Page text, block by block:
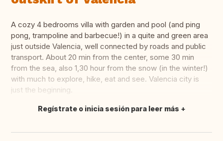
A cozy 4 bedrooms villa with garden and pool (and ping
pong, trampoline and barbecue!) in a quite and green area
just outside Valencia, well connected by roads and public
transport. About 20 min from the center, some 30 min
from the sea, also 1,30 hour from the snow (in the winter!)
with much to explore, hike, eat and see. Valencia city is
just the beginning.
Traducir
Regístrate o inicia sesión para leer más